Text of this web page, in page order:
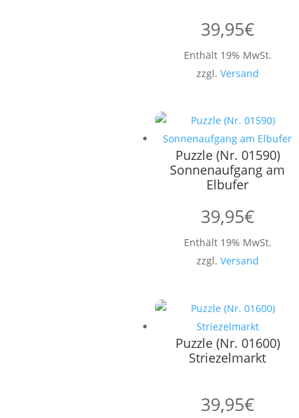
39,95€
Enthält 19% MwSt.
zzgl. Versand
Puzzle (Nr. 01590)
Sonnenaufgang am
Elbufer
39,95€
Enthält 19% MwSt.
zzgl. Versand
Puzzle (Nr. 01600)
Striezelmarkt
39,95€